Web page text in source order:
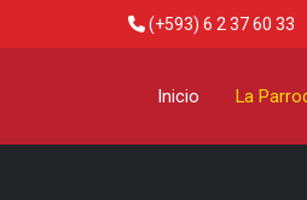
(+593) 6 2 37 60 33
Inicio La